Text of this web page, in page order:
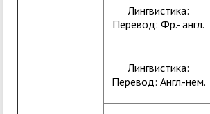
Лингвистика:
Перевод: Фр.- англ.
Лингвистика:
Перевод: Англ.-нем.